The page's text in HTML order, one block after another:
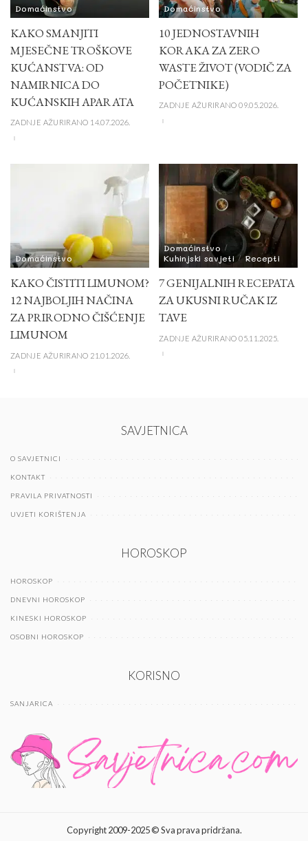
Domaćinstvo
KAKO SMANJITI
MJESEČNE TROŠKOVE
KUĆANSTVA: OD
NAMIRNICA DO
KUĆANSKIH APARATA
ZADNJE AŽURIRANO 14.07.2026.
Domaćinstvo
10 JEDNOSTAVNIH
KORAKA ZA ZERO
WASTE ŽIVOT (VODIČ ZA
POČETNIKE)
ZADNJE AŽURIRANO 09.05.2026.
Domaćinstvo
KAKO ČISTITI LIMUNOM?
12 NAJBOLJIH NAČINA
ZA PRIRODNO ČIŠĆENJE
LIMUNOM
ZADNJE AŽURIRANO 21.01.2026.
Domaćinstvo
Kuhinjski savjeti
Recepti
7 GENIJALNIH RECEPATA
ZA UKUSNI RUČAK IZ
TAVE
ZADNJE AŽURIRANO 05.11.2025.
SAVJETNICA
O SAVJETNICI
KONTAKT
PRAVILA PRIVATNOSTI
UVJETI KORIŠTENJA
HOROSKOP
HOROSKOP
DNEVNI HOROSKOP
KINESKI HOROSKOP
OSOBNI HOROSKOP
KORISNO
SANJARICA
Copyright 2009-2025 © Sva prava pridržana.